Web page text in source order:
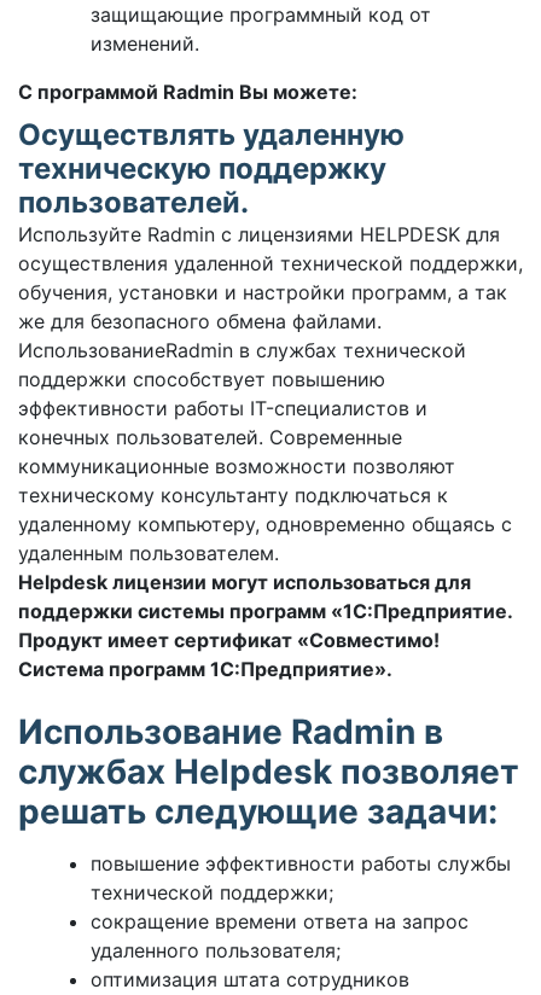
защищающие программный код от
изменений.
С программой Radmin Вы можете:
Осуществлять удаленную
техническую поддержку
пользователей.
Используйте Radmin с лицензиями HELPDESK для
осуществления удаленной технической поддержки,
обучения, установки и настройки программ, а так
же для безопасного обмена файлами.
ИспользованиеRadmin в службах технической
поддержки способствует повышению
эффективности работы IT-специалистов и
конечных пользователей. Современные
коммуникационные возможности позволяют
техническому консультанту подключаться к
удаленному компьютеру, одновременно общаясь с
удаленным пользователем.
Helpdesk лицензии могут использоваться для
поддержки системы программ «1С:Предприятие.
Продукт имеет сертификат «Совместимо!
Система программ 1С:Предприятие».
Использование Radmin в
службах Helpdesk позволяет
решать следующие задачи:
повышение эффективности работы службы
технической поддержки;
сокращение времени ответа на запрос
удаленного пользователя;
оптимизация штата сотрудников